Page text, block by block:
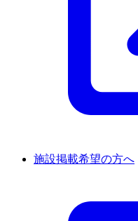
施設掲載希望の方へ